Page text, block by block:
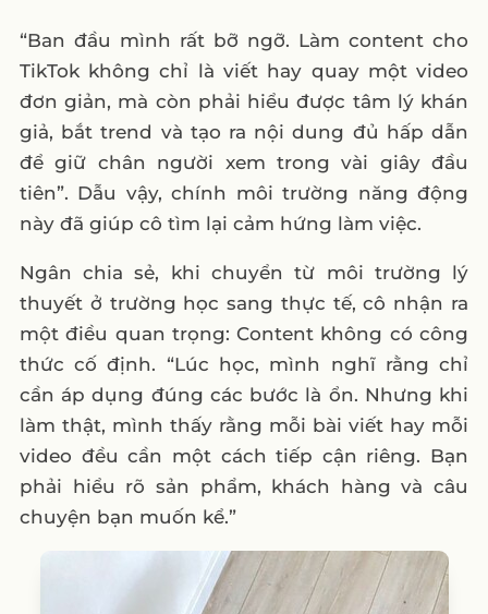
“Ban đầu mình rất bỡ ngỡ. Làm content cho
TikTok không chỉ là viết hay quay một video
đơn giản, mà còn phải hiểu được tâm lý khán
giả, bắt trend và tạo ra nội dung đủ hấp dẫn
để giữ chân người xem trong vài giây đầu
tiên”. Dẫu vậy, chính môi trường năng động
này đã giúp cô tìm lại cảm hứng làm việc.
Ngân chia sẻ, khi chuyển từ môi trường lý
thuyết ở trường học sang thực tế, cô nhận ra
một điều quan trọng: Content không có công
thức cố định. “Lúc học, mình nghĩ rằng chỉ
cần áp dụng đúng các bước là ổn. Nhưng khi
làm thật, mình thấy rằng mỗi bài viết hay mỗi
video đều cần một cách tiếp cận riêng. Bạn
phải hiểu rõ sản phẩm, khách hàng và câu
chuyện bạn muốn kể.”